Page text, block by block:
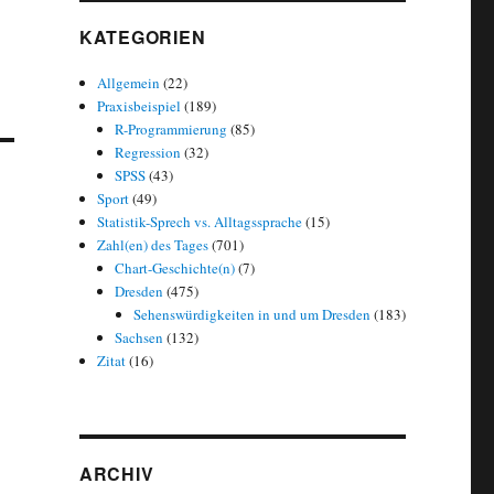
KATEGORIEN
Allgemein (22)
Praxisbeispiel (189)
R-Programmierung (85)
Regression (32)
SPSS(43)
Sport(49)
Statistik-Sprech vs. Alltagssprache(15)
Zahl(en) des Tages(701)
Chart-Geschichte(n)(7)
Dresden (475)
Sehenswürdigkeiten in und um Dresden (183)
Sachsen (132)
Zitat(16)
ARCHIV